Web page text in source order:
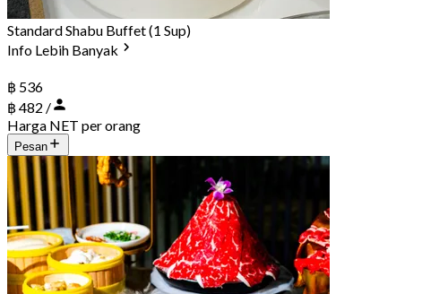
Standard Shabu Buffet (1 Sup)
Info Lebih Banyak
฿ 536
฿ 482 /
Harga NET per orang
Pesan